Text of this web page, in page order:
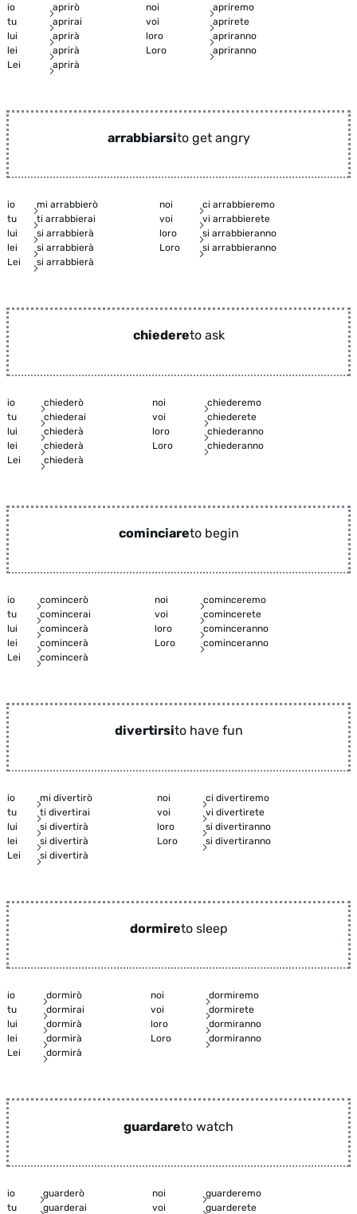
io aprirò noi
apriremo
tu
aprirai voi
aprirete
lui
aprirà loro
apriranno
lei
aprirà Loro
apriranno
Lei
aprirà
arrabbiarsito get angry
io mi arrabbierò noi
ci arrabbieremo
tu
ti arrabbierai voi
vi arrabbierete
lui
si arrabbierà loro
si arrabbieranno
lei
si arrabbierà Loro
si arrabbieranno
Lei
si arrabbierà
chiedereto ask
io chiederò noi
chiederemo
tu
chiederai voi
chiederete
lui
chiederà loro
chiederanno
lei
chiederà Loro
chiederanno
Lei
chiederà
cominciareto begin
io comincerò noi
cominceremo
tu
comincerai voi
comincerete
lui
comincerà loro
cominceranno
lei
comincerà Loro
cominceranno
Lei
comincerà
divertirsito have fun
io mi divertirò noi
ci divertiremo
tu
ti divertirai voi
vi divertirete
lui
si divertirà loro
si divertiranno
lei
si divertirà Loro
si divertiranno
Lei
si divertirà
dormireto sleep
io dormirò noi
dormiremo
tu
dormirai voi
dormirete
lui
dormirà loro
dormiranno
lei
dormirà Loro
dormiranno
Lei
dormirà
guardareto watch
io guarderò noi
guarderemo
tu
guarderai voi guarderete